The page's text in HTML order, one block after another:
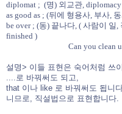
diplomat ; (명) 외교관,
as good as ; (뒤에 형용사, 부사,
be over ; (동) 끝나다, ( 사람이 일
finished )
Can you clean up when
설명> 이들 표현은 숙어처럼 쓰
....로 바꿔써도 되고,
that 이나 like 로 바꿔써도 됩니
니므로, 직설법으로 표현합니다.